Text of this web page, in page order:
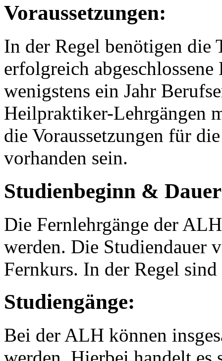
Voraussetzungen:
In der Regel benötigen die
erfolgreich
wenigstens ein Jahr
Heilpraktiker-Lehrgängen
die Voraussetzungen für
vorhanden sein.
Studienbeginn &
Die Fernlehrgänge der
werden. Die Studiendauer
Fernkurs. In der Regel
Studiengänge:
Bei der ALH können